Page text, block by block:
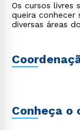
Os cursos livres
queira conhecer
diversas áreas
Conheça o